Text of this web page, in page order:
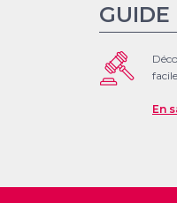
GUIDE
En